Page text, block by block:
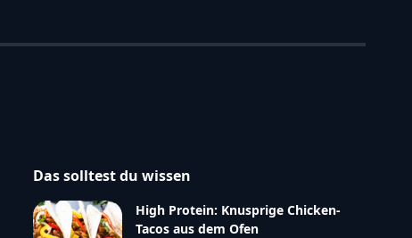
Das solltest du wissen
High Protein: Knusprige Chicken-
Tacos aus dem Ofen